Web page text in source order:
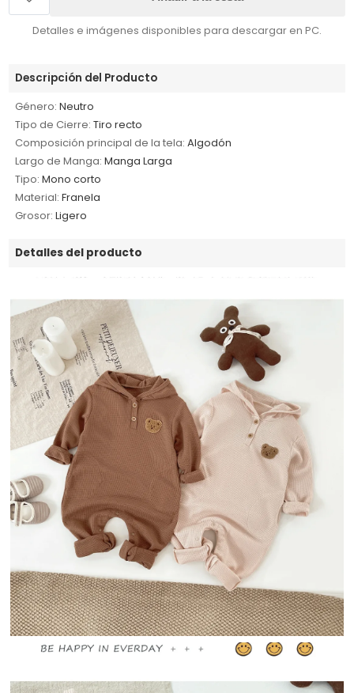
Detalles e imágenes disponibles para descargar en PC.
Descripción del Producto
Género: Neutro
Tipo de Cierre: Tiro recto
Composición principal de la tela: Algodón
Largo de Manga: Manga Larga
Tipo: Mono corto
Material: Franela
Grosor: Ligero
Detalles del producto